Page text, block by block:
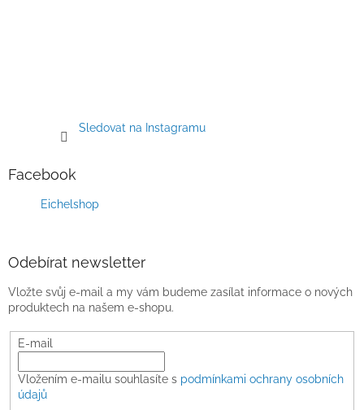
Sledovat na Instagramu
Facebook
Eichelshop
Odebírat newsletter
Vložte svůj e-mail a my vám budeme zasílat informace o nových
produktech na našem e-shopu.
E-mail
Vložením e-mailu souhlasíte s podmínkami ochrany osobních
údajů